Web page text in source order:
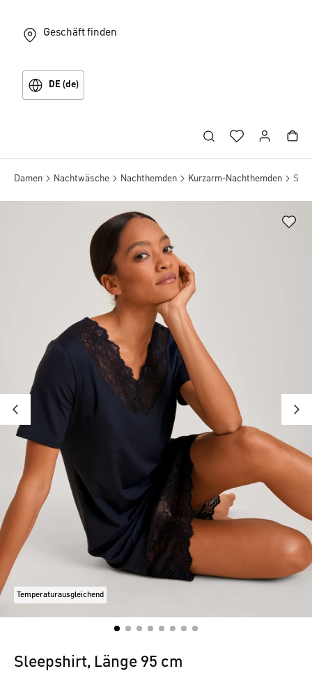
Geschäft finden
DE (de)
Damen Nachtwäsche Nachthemden Kurzarm-Nachthemden
Temperaturausgleichend
Sleepshirt, Länge 95 cm